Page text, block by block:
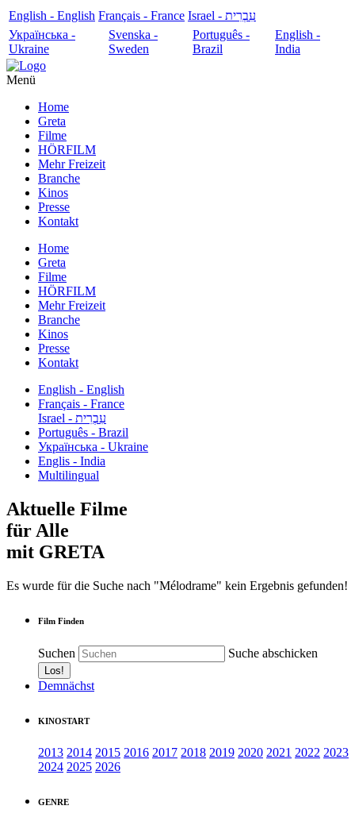
English - English Français - France
עִבְרִית - Israel
Українська -
Ukraine
Svenska -
Sweden
Português -
Brazil
English -
India
Menü
Home
Greta
Filme
HÖRFILM
Mehr Freizeit
Branche
Kinos
Presse
Kontakt
Home
Greta
Filme
HÖRFILM
Mehr Freizeit
Branche
Kinos
Presse
Kontakt
English - English
Français - France
עִבְרִית - Israel
Português - Brazil
Українська - Ukraine
Englis - India
Multilingual
Aktuelle Filme
für Alle
mit GRETA
Es wurde für die Suche nach "Mélodrame" kein Ergebnis gefunden!
Film Finden
Suchen Suche abschicken
Demnächst
KINOSTART
2013 2014 2015 2016 2017 2018 2019 2020 2021 2022 2023
2024 2025 2026
GENRE